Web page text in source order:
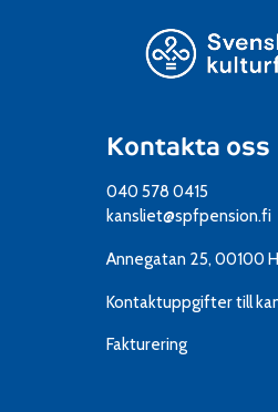
Kontakta oss
040 578 0415
kansliet@spfpension.fi
Annegatan 25, 00100
Kontaktuppgifter till
Fakturering